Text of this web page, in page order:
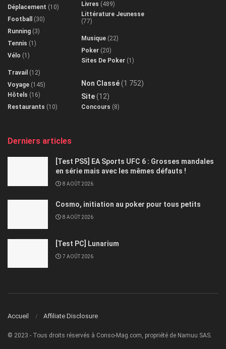
Déplacement (10)
Football
(30)
Running (3)
Tennis (1)
Vélo (1)
Travail (12)
Voyage (145)
Hôtels (16)
Restaurants (10)
Livres (489)
Littérature Jeunesse
(77)
Musique (22)
Poker (20)
Sites De Poker (1)
Non Classé(1 752)
Site(12)
Concours (8)
Derniers articles
[Test PS5] EA Sports UFC 6 : Grosses mandales
en série mais avec les mêmes défauts !
8 AOÛT 2026
Cosmo, initiation au poker pour tous petits
8 AOÛT 2026
[Test PC] Lunarium
7 AOÛT 2026
Accueil Affiliate Disclosure
© 2023 - Tous droits réservés à Conso-Mag.com, propriété de Namuu SAS.